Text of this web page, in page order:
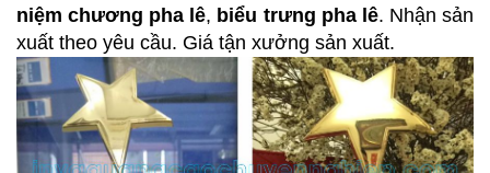
niệm chương pha lê, biểu trưng pha lê. Nhận sản
xuất theo yêu cầu. Giá tận xưởng sản xuất.